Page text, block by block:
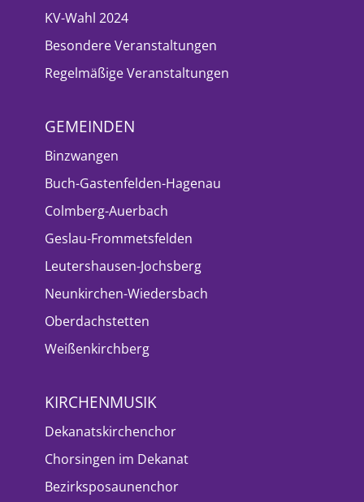
KV-Wahl 2024
Besondere Veranstaltungen
Regelmäßige Veranstaltungen
GEMEINDEN
Binzwangen
Buch-Gastenfelden-Hagenau
Colmberg-Auerbach
Geslau-Frommetsfelden
Leutershausen-Jochsberg
Neunkirchen-Wiedersbach
Oberdachstetten
Weißenkirchberg
KIRCHENMUSIK
Dekanatskirchenchor
Chorsingen im Dekanat
Bezirksposaunenchor